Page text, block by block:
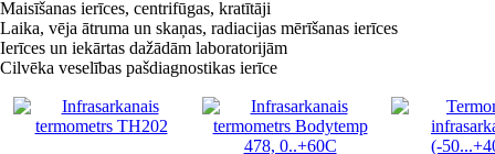
Maisīšanas ierīces, centrifūgas, kratītāji
Laika, vēja ātruma un skaņas, radiacijas mērīšanas ierīces
Ierīces un iekārtas dažādām laboratorijām
Cilvēka veselības pašdiagnostikas ierīce